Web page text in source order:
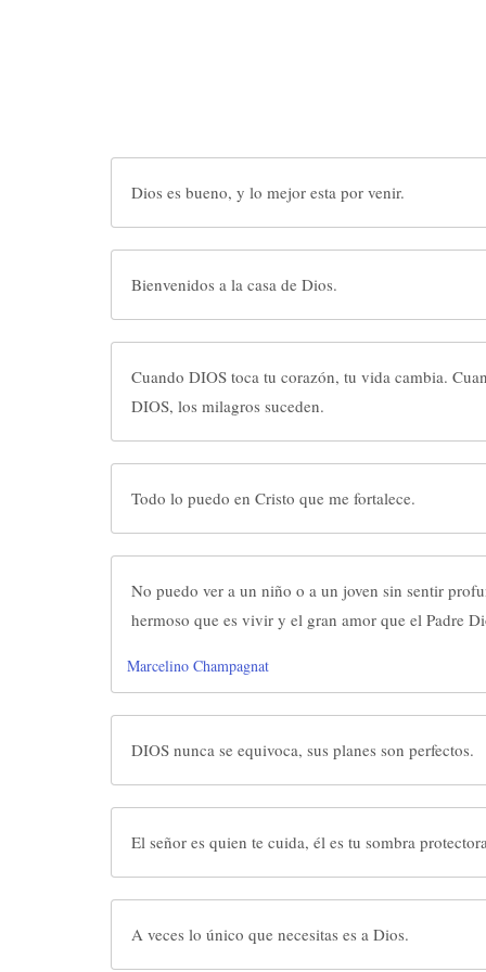
Dios es bueno, y lo mejor esta por venir.
Bienvenidos a la casa de Dios.
Cuando DIOS toca tu corazón, tu vida cambia.
DIOS, los milagros suceden.
Todo lo puedo en Cristo que me fortalece.
No puedo ver a un niño o a un joven sin sentir
hermoso que es vivir y el gran amor que el Padre
Marcelino Champagnat
DIOS nunca se equivoca, sus planes son perfectos.
El señor es quien te cuida, él es tu sombra
A veces lo único que necesitas es a Dios.